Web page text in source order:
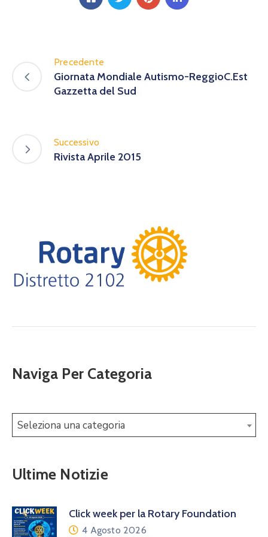
Precedente
Giornata Mondiale Autismo-ReggioC.Est
Gazzetta del Sud
Successivo
Rivista Aprile 2015
Naviga Per Categoria
Seleziona una categoria
Ultime Notizie
Click week per la Rotary Foundation
4 Agosto 2026